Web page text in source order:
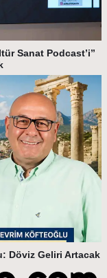
Sanat Podcast’i”
Döviz Geliri Artacak